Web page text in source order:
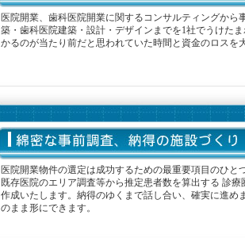
医院開業、歯科医院開業に関するコンサルティングか
築・歯科医院建築・設計・デザインまでを1社でうけた
かるのが当たり前だと思われていた時間と資金のロスを
医院開業物件の選定は成功するための最重要項目のひと
既存医院のエリア調査等から推定患者数を算出する 診
作成いたします。納得のゆくまで話し合い、確実に進
のまま形にできます。